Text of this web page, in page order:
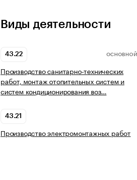
Виды деятельности
43.22 ОСНОВНОЙ
Производство санитарно-технических
работ, монтаж отопительных систем и
систем кондиционирования воз…
43.21
Производство электромонтажных работ